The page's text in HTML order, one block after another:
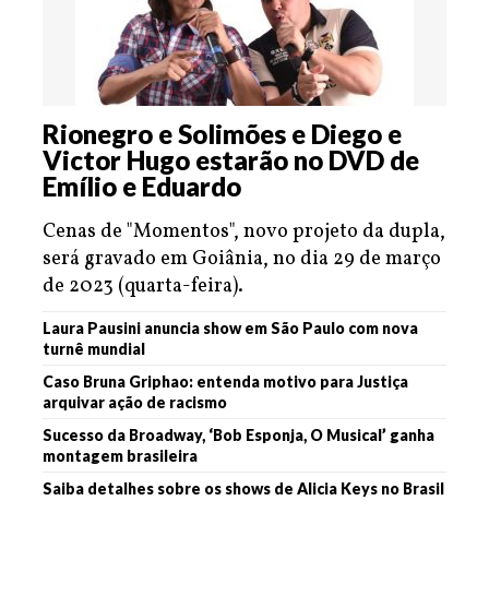
Rionegro e Solimões e Diego e
Victor Hugo estarão no DVD de
Emílio e Eduardo
Cenas de "Momentos", novo projeto da dupla,
será gravado em Goiânia, no dia 29 de março
de 2023 (quarta-feira).
Laura Pausini anuncia show em São Paulo com nova
turnê mundial
Caso Bruna Griphao: entenda motivo para Justiça
arquivar ação de racismo
Sucesso da Broadway, ‘Bob Esponja, O Musical’ ganha
montagem brasileira
Saiba detalhes sobre os shows de Alicia Keys no Brasil